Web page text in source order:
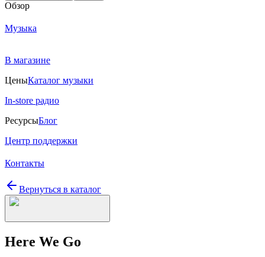
Обзор
Музыка
В магазине
ЦеныКаталог музыки
In-store радио
РесурсыБлог
Центр поддержки
Контакты
Вернуться в каталог
Here We Go